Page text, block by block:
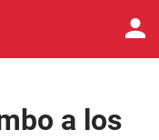
a los